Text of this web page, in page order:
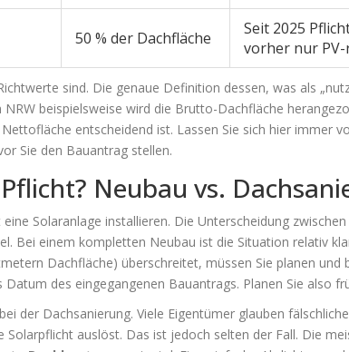
50 % der Dachfläche
Seit 2025
vorher nur PV-
sind. Die genaue Definition dessen, was als
beispielsweise wird die Brutto-Dachfläche
entscheidend ist. Lassen Sie sich hier immer
Sie den Bauantrag stellen.
Neubau vs.
Solaranlage installieren. Die Unterscheidung zwischen
Bei einem kompletten Neubau ist die Situation relativ
Dachfläche) überschreitet, müssen Sie planen und
des eingegangenen Bauantrags. Planen Sie also
der Dachsanierung. Viele Eigentümer glauben
Solarpflicht auslöst. Das ist jedoch selten der Fall. Die